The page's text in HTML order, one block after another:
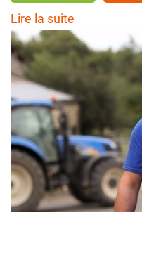
Lire la suite